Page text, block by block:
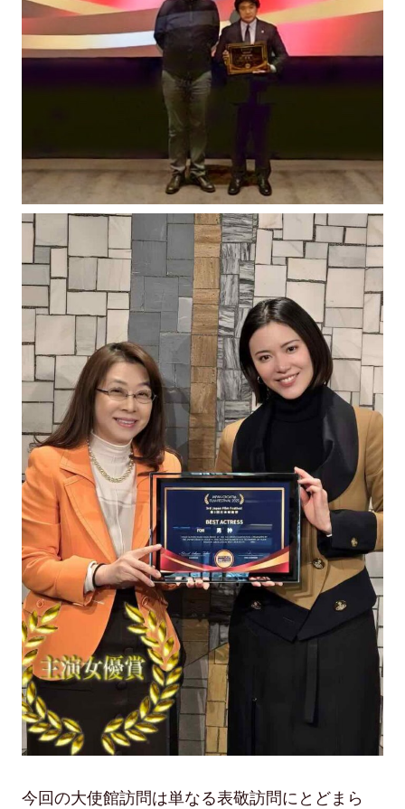
今回の大使館訪問は単なる表敬訪問にとどまら